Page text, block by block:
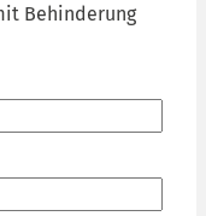
Behinderung